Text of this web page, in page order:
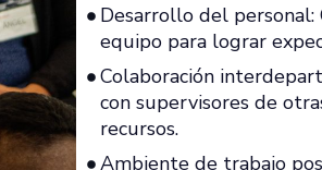
Desarrollo del
equipo para lograr
Colaboración
con supervisores de
recursos.
Ambiente de trabajo